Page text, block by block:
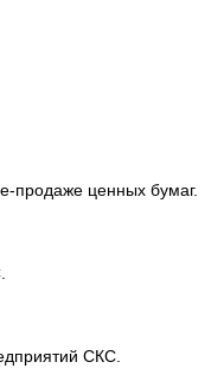
продаже ценных бумаг.
СКС.